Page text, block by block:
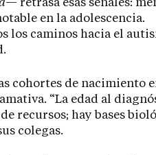
— retrasa esas señales:
en la adolescencia.
los caminos hacia el
cohortes de nacimiento
“La edad al
recursos; hay bases
colegas.